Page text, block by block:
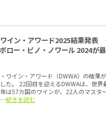
イン・アワード2025結果発表
ロー・ピノ・ノワール 2024が
ワイン・アワード（DWWA）の結果
た。 22回目を迎えるDWWAは、世界
は57カ国のワインが、22人のマスタ
続きを読む